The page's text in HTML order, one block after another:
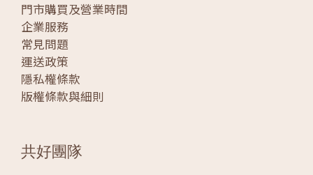
門市購買及營業時間
企業服務
常見問題
運送政策
隱私權條款
版權條款與細則
共好團隊